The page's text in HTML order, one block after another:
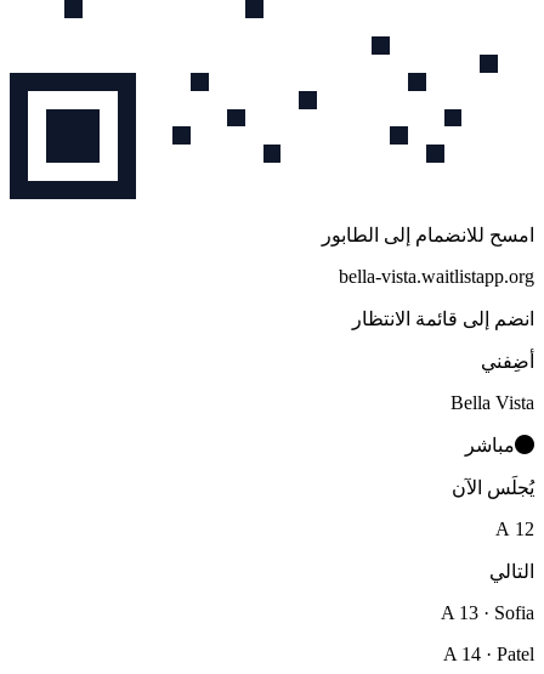
امسح للانضمام إلى الطابور
bella-vista.waitlistapp.org
انضم إلى قائمة الانتظار
أضِفني
Bella Vista
مباشر
يُجلَس الآن
A 12
التالي
A 13 · Sofia
A 14 · Patel